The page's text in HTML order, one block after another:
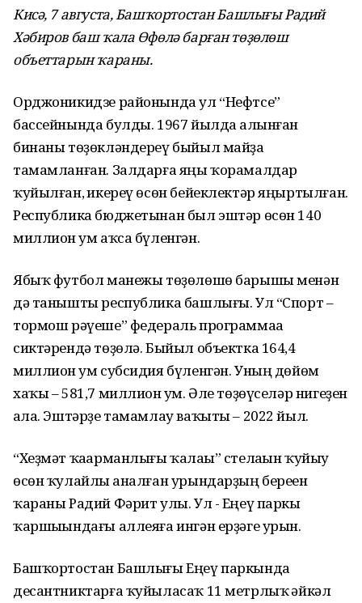
Кисә, 7 августа, Башҡортостан Башлығы Радий
Хәбиров баш ҡала Өфөлә барған төҙөлөш
объеттарын ҡараны.
Орджоникидзе районында ул “Нефтсе”
бассейнында булды. 1967 йылда һалынған
бинаны төҙөкләндереү быйыл майҙа
тамамланған. Залдарға яңы ҡорамалдар
ҡуйылған, һикереү өсөн бейеклектәр яңыртылған.
Республика бюджетынан был эштәр өсөн 140
миллион һум аҡса бүленгән.
Ябыҡ футбол манежы төҙөлөшө барышы менән
дә танышты республика башлығы. Ул “Спорт –
тормош рәүеше” федераль программаһа
сиктәрендә төҙөлә. Быйыл объектка 164,4
миллион һум субсидия бүленгән. Уның дөйөм
хаҡы – 581,7 миллион һум. Әле төҙөүселәр нигеҙен
һала. Эштәрҙе тамамлау ваҡыты – 2022 йыл.
“Хеҙмәт ҡаһарманлығы ҡалаһы” стелаһын ҡуйыу
өсөн ҡулайлы һаналған урындарҙың береһен
ҡараны Радий Фәрит улы. Ул - Еңеү паркы
ҡаршыһындағы аллеяға ингән ерҙәге урын.
Башҡортостан Башлығы Еңеү паркында
десантниктарға ҡуйыласаҡ 11 метрлыҡ һәйкәл